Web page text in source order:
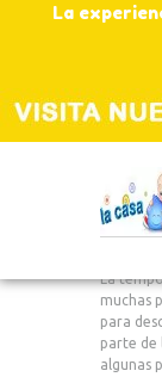
La
La
muchas
para
parte de
algunas